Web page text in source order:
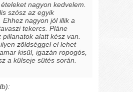
nagyon kedvelem.
szósz az egyik
Ehhez nagyon jól illik a
tekercs. Pláne
pillanatok alatt kész van.
zöldséggel el lehet
kisül, igazán ropogós,
a külseje sütés során.